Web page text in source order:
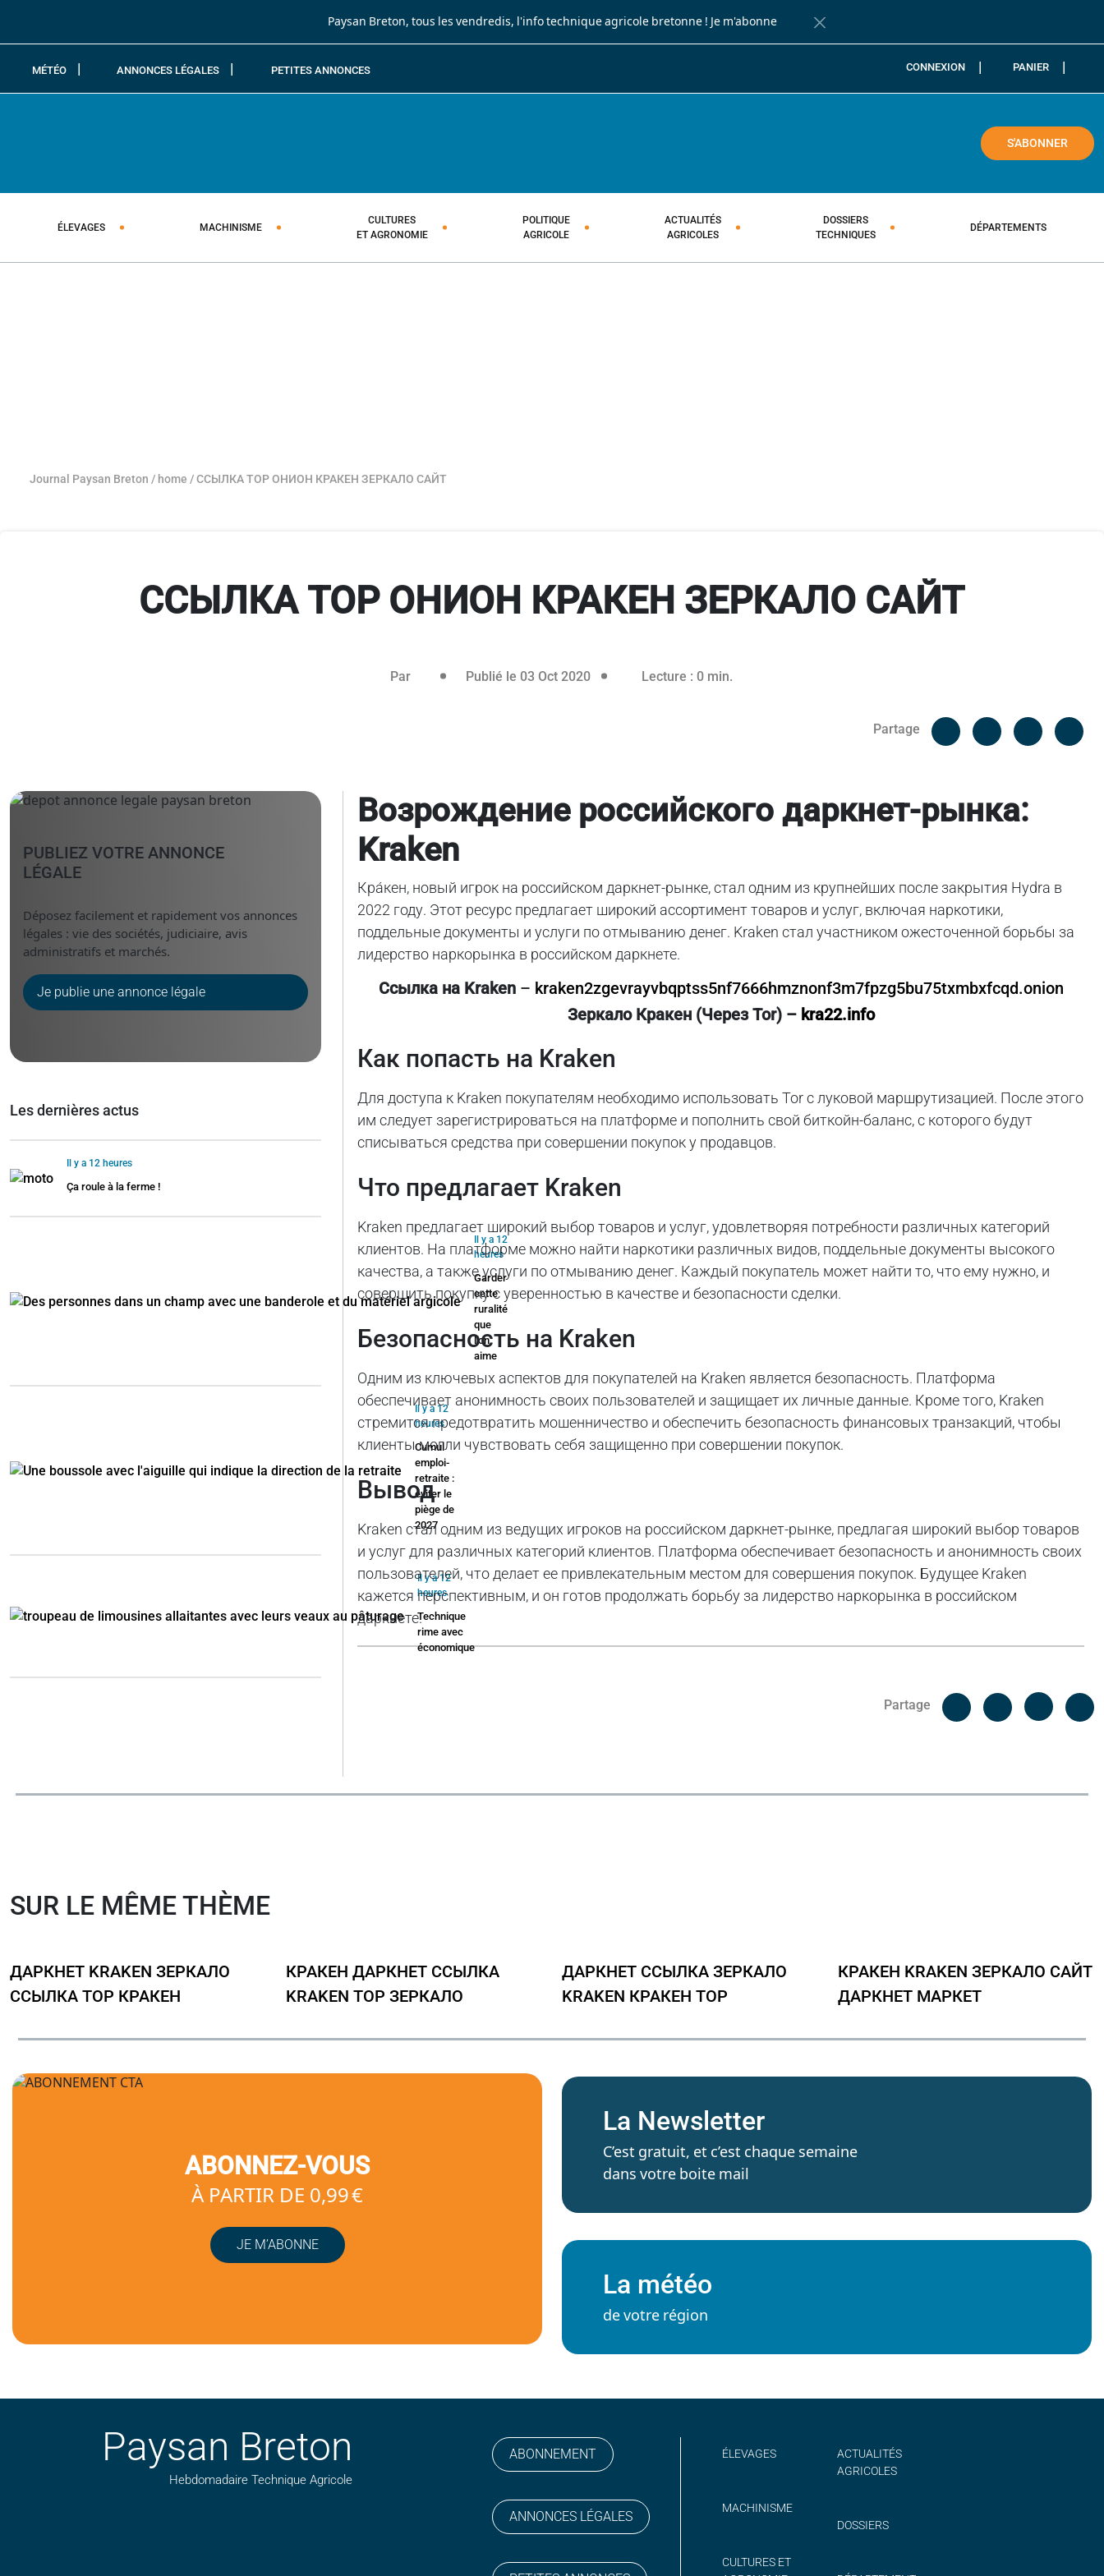
Paysan Breton, tous les vendredis, l'info technique agricole bretonne ! Je m'abonne
Fermer la barre de notification
MÉTÉO ANNONCES LÉGALES PETITES ANNONCES CONNEXION PANIER
S'ABONNER
ÉLEVAGES MACHINISME
CULTURES
ET AGRONOMIE
POLITIQUE
AGRICOLE
ACTUALITÉS
AGRICOLES
DOSSIERS
TECHNIQUES
DÉPARTEMENTS
Journal Paysan Breton / home /ССЫЛКА ТОР ОНИОН КРАКЕН ЗЕРКАЛО САЙТ
ССЫЛКА ТОР ОНИОН КРАКЕН ЗЕРКАЛО САЙТ
Par Publié le 03 Oct 2020 Lecture : 0 min.
Partage
Facebook
Возрождение российского даркнет-рынка:
Kraken
Кра́кен, новый игрок на российском даркнет-рынке, стал одним из крупнейших после закрытия Hydra в
2022 году. Этот ресурс предлагает широкий ассортимент товаров и услуг, включая наркотики,
поддельные документы и услуги по отмыванию денег. Kraken стал участником ожесточенной борьбы за
лидерство наркорынка в российском даркнете.
Cсылка на Kraken– kraken2zgevrayvbqptss5nf7666hmznonf3m7fpzg5bu75txmbxfcqd.onion
Зеркало Кракен (Через Tor) – kra22.info
Как попасть на Kraken
Для доступа к Kraken покупателям необходимо использовать Tor с луковой маршрутизацией. После этого
им следует зарегистрироваться на платформе и пополнить свой биткойн-баланс, с которого будут
списываться средства при совершении покупок у продавцов.
Что предлагает Kraken
Kraken предлагает широкий выбор товаров и услуг, удовлетворяя потребности различных категорий
клиентов. На платформе можно найти наркотики различных видов, поддельные документы высокого
качества, а также услуги по отмыванию денег. Каждый покупатель может найти то, что ему нужно, и
совершить покупку с уверенностью в качестве и безопасности сделки.
Безопасность на Kraken
Одним из ключевых аспектов для покупателей на Kraken является безопасность. Платформа
обеспечивает анонимность своих пользователей и защищает их личные данные. Кроме того, Kraken
стремится предотвратить мошенничество и обеспечить безопасность финансовых транзакций, чтобы
клиенты могли чувствовать себя защищенно при совершении покупок.
Вывод
Kraken стал одним из ведущих игроков на российском даркнет-рынке, предлагая широкий выбор товаров
и услуг для различных категорий клиентов. Платформа обеспечивает безопасность и анонимность своих
пользователей, что делает ее привлекательным местом для совершения покупок. Будущее Kraken
кажется перспективным, и он готов продолжать борьбу за лидерство наркорынка в российском
даркнете.
Partage
Facebook
PUBLIEZ VOTRE ANNONCE
LÉGALE
Déposez facilement et rapidement vos annonces
légales : vie des sociétés, judiciaire, avis
administratifs et marchés.
Je publie une annonce légale
Les dernières actus
Il y a 12 heures
Ça roule à la ferme !
Il y a 12
heures
Garder
cette
ruralité
que
l’on
aime
Il y a 12
heures
Cumul
emploi-
retraite :
éviter le
piège de
2027
Il y a 12
heures
Technique
rime avec
économique
SUR LE MÊME THÈME
ДАРКНЕТ KRAKEN ЗЕРКАЛО
ССЫЛКА ТОР КРАКЕН
КРАКЕН ДАРКНЕТ ССЫЛКА
KRAKEN ТОР ЗЕРКАЛО
ДАРКНЕТ ССЫЛКА ЗЕРКАЛО
KRAKEN КРАКЕН ТОР
КРАКЕН KRAKEN ЗЕРКАЛО САЙТ
ДАРКНЕТ МАРКЕТ
ABONNEZ-VOUS
À PARTIR DE 0,99 €
JE M’ABONNE
La Newsletter
C’est gratuit, et c’est chaque semaine
dans votre boite mail
La météo
de votre région
Paysan Breton
Hebdomadaire Technique Agricole
ABONNEMENT
ANNONCES LÉGALES
ÉLEVAGES
MACHINISME
CULTURES ET
ACTUALITÉS
AGRICOLES
DOSSIERS